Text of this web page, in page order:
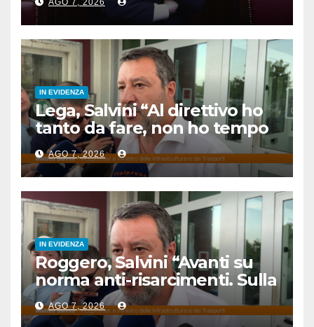
dell’Italia”
IN EVIDENZA
Lega, Salvini “Al direttivo ho
tanto da fare, non ho tempo
per litigare”
AGO 7, 2026
IN EVIDENZA
Roggero, Salvini “Avanti su
norma anti-risarcimenti. Sulla
grazia profilo basso”
AGO 7, 2026